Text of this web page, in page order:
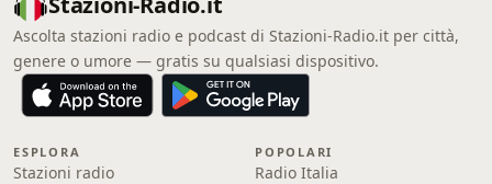
Ascolta stazioni radio e podcast di Stazioni-Radio.it per città,
genere o umore — gratis su qualsiasi dispositivo.
ESPLORA
Stazioni radio
POPOLARI
Radio Italia